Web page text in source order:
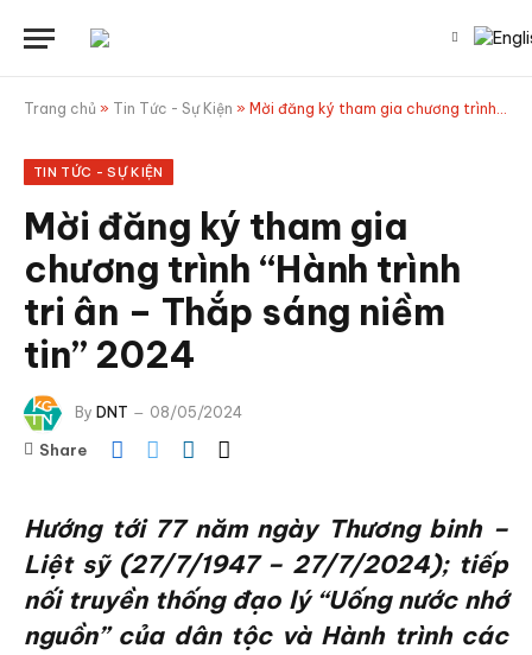
Trang chủ » Tin Tức - Sự Kiện » Mời đăng ký tham gia chương trình “Hành trình tri ân – Thắp sáng niềm tin” 2024
TIN TỨC - SỰ KIỆN
Mời đăng ký tham gia
chương trình “Hành trình
tri ân – Thắp sáng niềm
tin” 2024
By DNT 08/05/2024
Share
Hướng tới 77 năm ngày Thương binh –
Liệt sỹ (27/7/1947 – 27/7/2024); tiếp
nối truyền thống đạo lý “Uống nước nhớ
nguồn” của dân tộc và Hành trình các